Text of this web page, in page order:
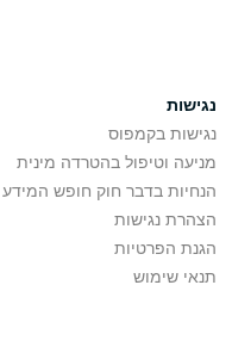
נגישות
נגישות בקמפוס
מניעה וטיפול בהטרדה מינית
הנחיות בדבר חוק חופש המידע
הצהרת נגישות
הגנת הפרטיות
תנאי שימוש